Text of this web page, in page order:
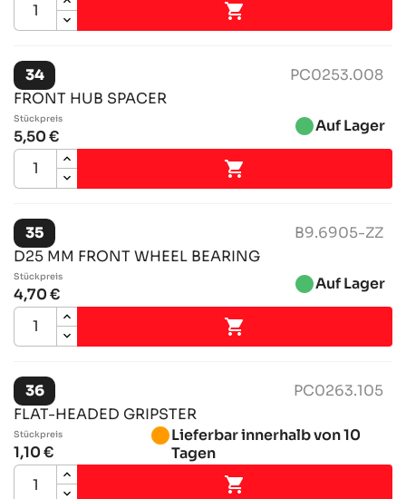

34
PC0253.008
FRONT HUB SPACER
Stückpreis
5,50 € brightness_1Auf Lager

35
B9.6905-ZZ
D25 MM FRONT WHEEL BEARING
Stückpreis
4,70 € brightness_1Auf Lager

36
PC0263.105
FLAT-HEADED GRIPSTER
Stückpreis
1,10 €
brightness_1Lieferbar innerhalb von 10
Tagen
